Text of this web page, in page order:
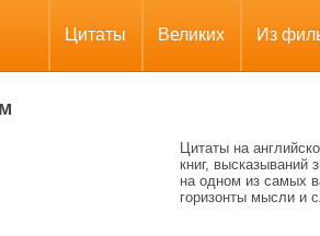
Цитаты Великих Из
Цитаты на
книг,
на одном из самых
горизонты мысли и